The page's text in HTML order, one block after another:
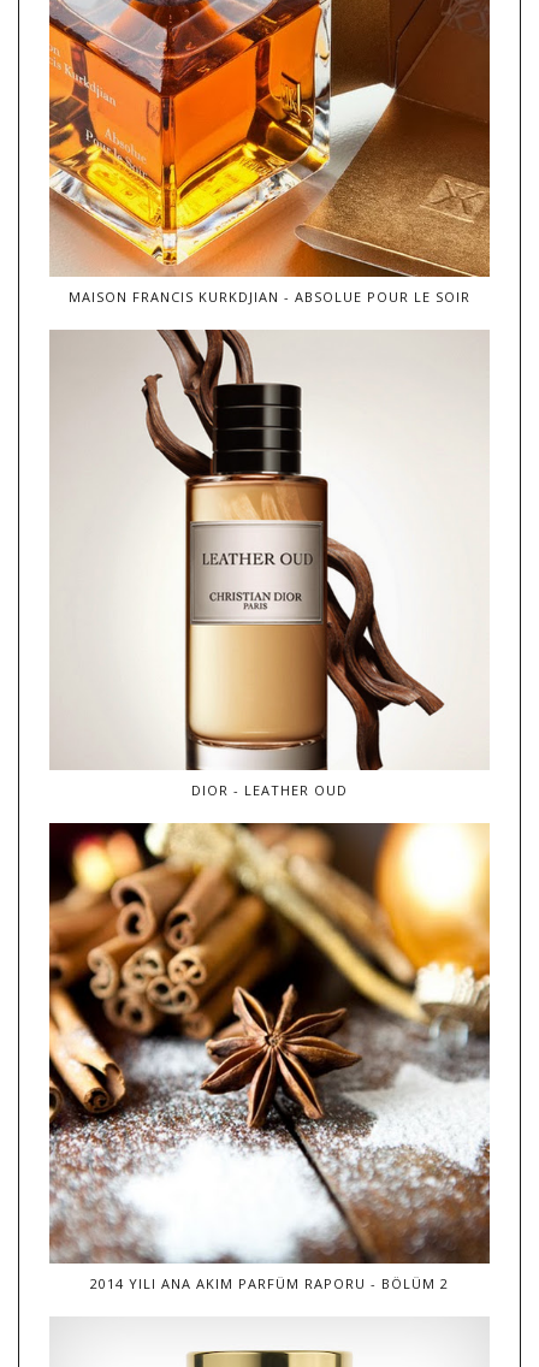
MAISON FRANCIS KURKDJIAN - ABSOLUE POUR LE SOIR
DIOR - LEATHER OUD
2014 YILI ANA AKIM PARFÜM RAPORU - BÖLÜM 2